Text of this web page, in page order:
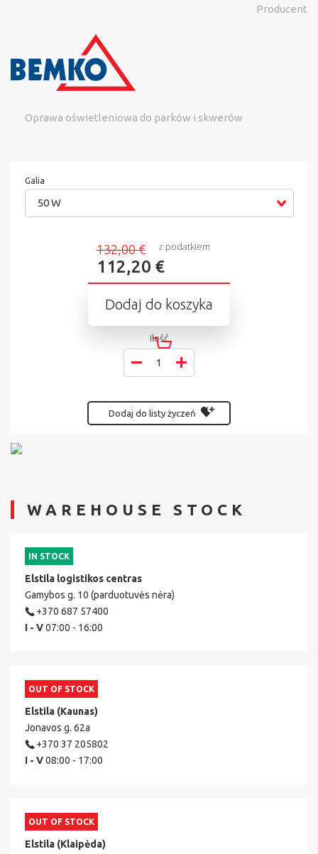
Producent
Oprawa oświetleniowa do parków i skwerów
Galia
50 W
132,00 €
112,20 €
z podatkiem
Dodaj do koszyka
Ilość
Dodaj do listy życzeń
WAREHOUSE STOCK
IN STOCK
Elstila logistikos centras
Gamybos g. 10 (parduotuvės nėra)
+370 687 57400
I - V07:00 - 16:00
OUT OF STOCK
Elstila (Kaunas)
Jonavos g. 62a
+370 37 205802
I - V08:00 - 17:00
OUT OF STOCK
Elstila (Klaipėda)